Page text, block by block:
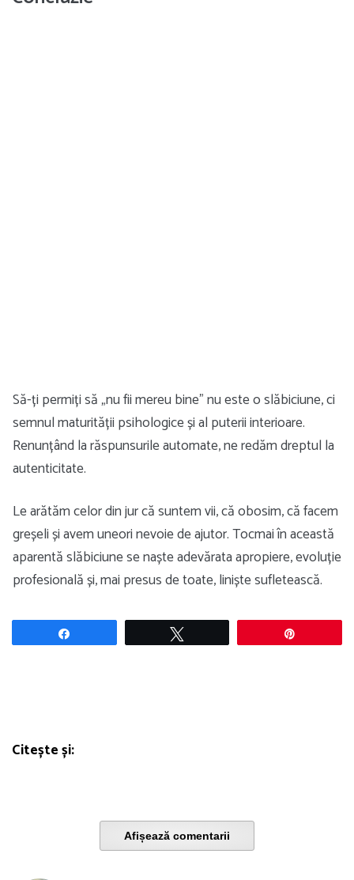
Să-ți permiți să „nu fii mereu bine” nu este o slăbiciune, ci
semnul maturității psihologice și al puterii interioare.
Renunțând la răspunsurile automate, ne redăm dreptul la
autenticitate.
Le arătăm celor din jur că suntem vii, că obosim, că facem
greșeli și avem uneori nevoie de ajutor. Tocmai în această
aparentă slăbiciune se naște adevărata apropiere, evoluție
profesională și, mai presus de toate, liniște sufletească.
Citește și:
Afișează comentarii